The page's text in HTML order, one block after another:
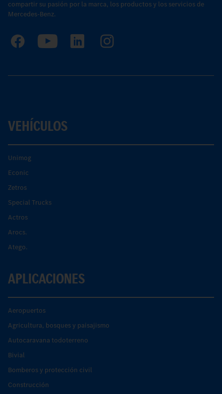
compartir su pasión por la marca, los productos y los servicios de
Mercedes-Benz.
VEHÍCULOS
Unimog
Econic
Zetros
Special Trucks
Actros
Arocs.
Atego.
APLICACIONES
Aeropuertos
Agricultura, bosques y paisajismo
Autocaravana todoterreno
Bivial
Bomberos y protección civil
Construcción